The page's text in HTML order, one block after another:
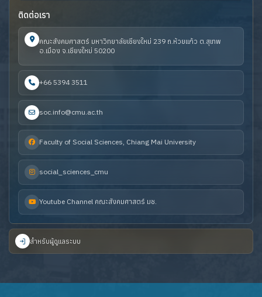
ติดต่อเรา
คณะสังคมศาสตร์ มหาวิทยาลัยเชียงใหม่ 239 ถ.ห้วยแก้ว ต.สุเทพ
อ.เมือง จ.เชียงใหม่ 50200
+66 5394 3511
soc.info@cmu.ac.th
Faculty of Social Sciences, Chiang Mai University
social_sciences_cmu
Youtube Channel คณะสังคมศาสตร์ มช.
สำหรับผู้ดูแลระบบ